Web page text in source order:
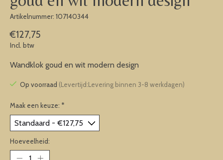
Artikelnummer: 107140344
€127,75
Incl. btw
Wandklok goud en wit modern design
Op voorraad (Levertijd:Levering binnen 3-8 werkdagen)
Maak een keuze: *
Hoeveelheid: